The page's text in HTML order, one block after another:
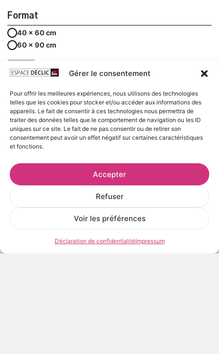
Gérer le consentement
Pour offrir les meilleures expériences, nous utilisons des technologies
telles que les cookies pour stocker et/ou accéder aux informations des
appareils. Le fait de consentir à ces technologies nous permettra de
traiter des données telles que le comportement de navigation ou les ID
uniques sur ce site. Le fait de ne pas consentir ou de retirer son
consentement peut avoir un effet négatif sur certaines caractéristiques
et fonctions.
Accepter
Refuser
Voir les préférences
Déclaration de confidentialitéImpressum
Format
40 x 60 cm
60 x 90 cm
Frais et délais de livraison
Conditions de conservation et d’exposition
Voir les œuvres de l’artiste